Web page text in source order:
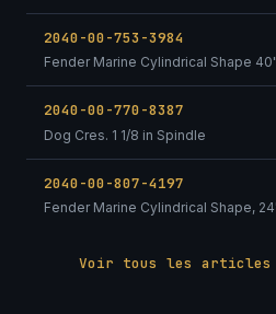
2040-00-753-3984
Fender Marine Cylindrical Shape
2040-00-770-8387
Dog Cres. 1 1/8 in Spindle
2040-00-807-4197
Fender Marine Cylindrical Shape,
Voir tous les articles